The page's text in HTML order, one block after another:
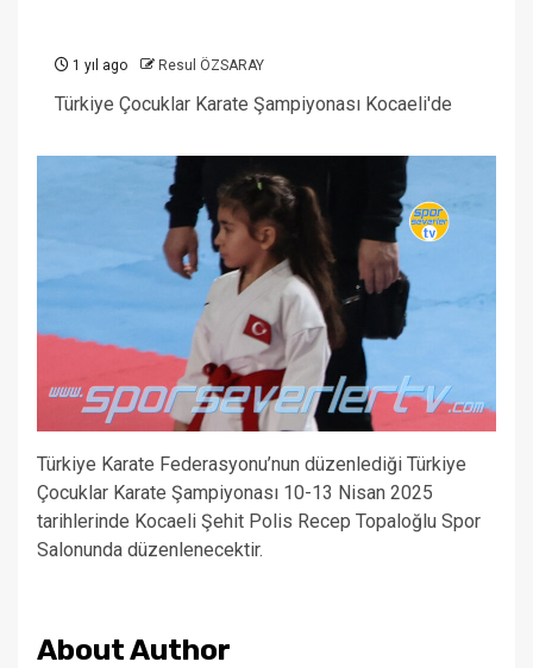
1 yıl ago Resul ÖZSARAY
Türkiye Çocuklar Karate Şampiyonası Kocaeli'de
Türkiye Karate Federasyonu’nun düzenlediği Türkiye
Çocuklar Karate Şampiyonası 10-13 Nisan 2025
tarihlerinde Kocaeli Şehit Polis Recep Topaloğlu Spor
Salonunda düzenlenecektir.
About Author